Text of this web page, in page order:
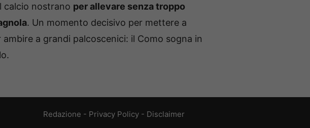
calcio nostrano per allevare senza troppo
. Un momento decisivo per mettere a
a grandi palcoscenici: il Como sogna in
Redazione - Privacy Policy- Disclaimer